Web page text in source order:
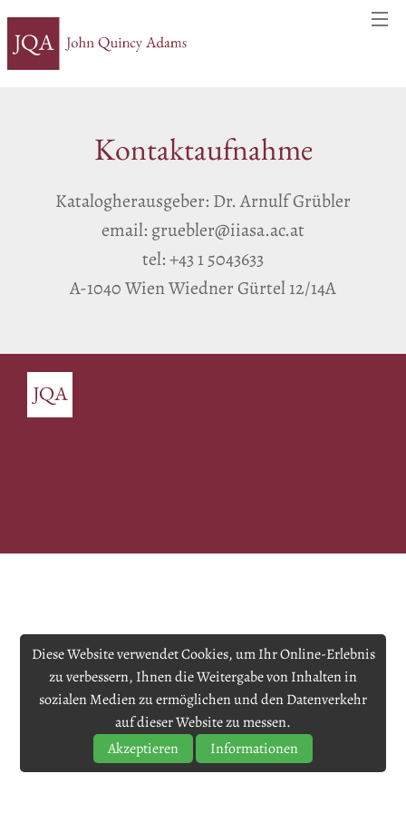
Diese Website verwendet Cookies, um Ihr Online-Erlebnis
zu verbessern, Ihnen die Weitergabe von Inhalten in
sozialen Medien zu ermöglichen und den Datenverkehr
auf dieser Website zu messen.
Akzeptieren
Informationen
Kontaktaufnahme
Katalogherausgeber: Dr. Arnulf Grübler
email: gruebler@iiasa.ac.at
tel: +43 1 5043633
A-1040 Wien Wiedner Gürtel 12/14A